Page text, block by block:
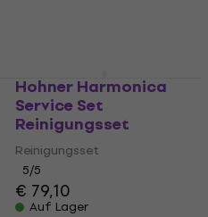
Hohner Harmonica
Service Set
Reinigungsset
Reinigungsset
5/5
€ 79,10
Auf Lager